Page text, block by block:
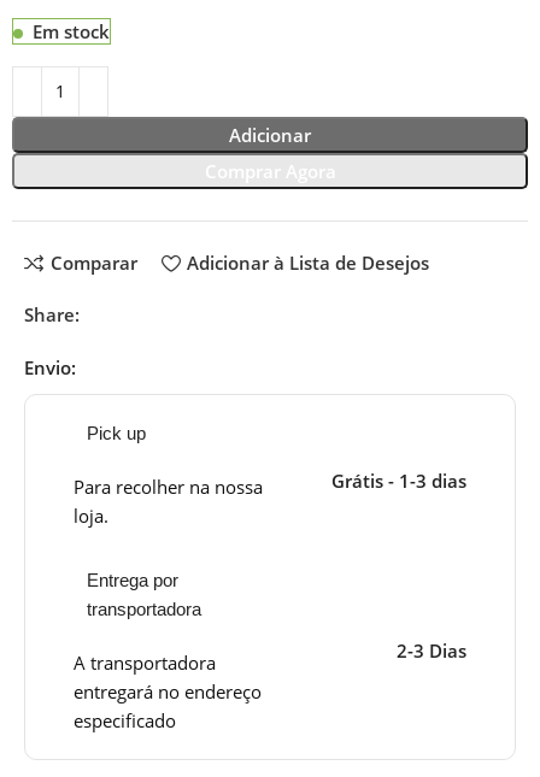
Em stock
Adicionar
Comparar Adicionar à Lista de Desejos
Share:
Envio:
Pick up
Para recolher na nossa
loja.
Grátis - 1-3 dias
Entrega por
transportadora
A transportadora
entregará no endereço
especificado
2-3 Dias